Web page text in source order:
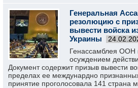
Генеральная
резолюцию с
вывести войска
Украины
Генассамблея ООН
осуждением
Документ содержит призыв вывести
пределах ее междунардно
принятие проголосовала 141 страна